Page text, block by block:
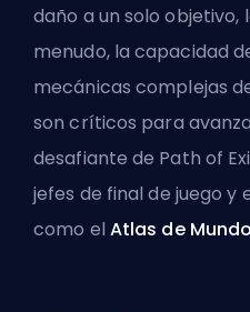
daño a un solo objetivo,
menudo, la capacidad
mecánicas complejas
son críticos para
desafiante de Path of
jefes de final de juego y
como el Atlas de